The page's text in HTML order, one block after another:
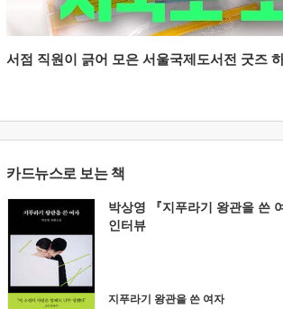
서점 직원이 긁어 모은 서울국제도서전 굿즈
카드뉴스로 보는 책
박상영 『지푸라기 왕관을 쓴
인터뷰
지푸라기 왕관을 쓴 여자